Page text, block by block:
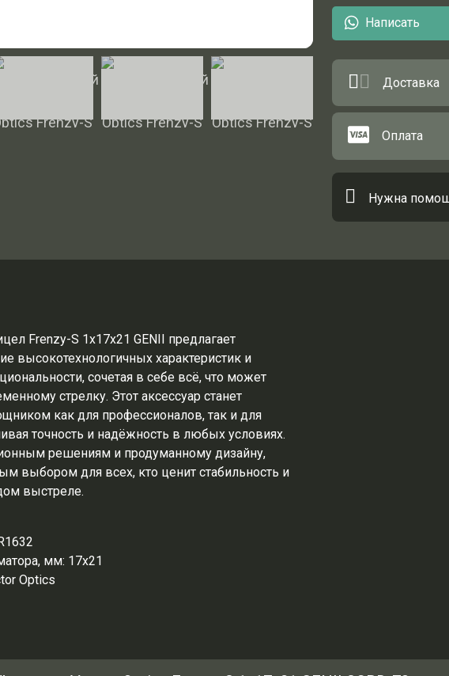
Написать
Доставка
Оплата
Нужна
Frenzy-S 1x17x21 GENII предлагает
высокотехнологичных характеристик и
сочетая в себе всё, что может
стрелку. Этот аксессуар станет
как для профессионалов, так и для
точность и надёжность в любых условиях.
решениям и продуманному дизайну,
выбором для всех, кто ценит стабильность и
выстреле.
мм: 17x21
Optics